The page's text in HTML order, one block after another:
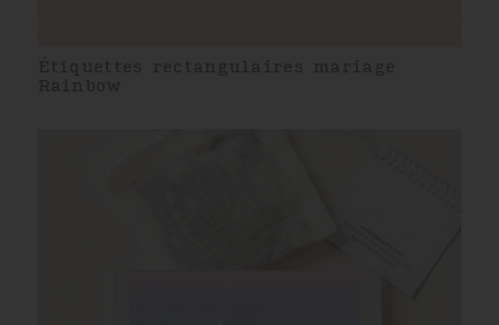
Étiquettes rectangulaires mariage
Rainbow